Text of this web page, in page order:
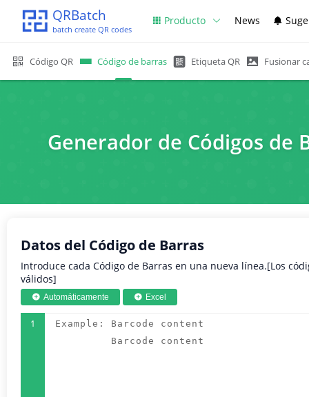
QRBatch
batch create QR codes
Producto News
Código QR Código de barras Etiqueta QR Fusionar
Generador de Códigos de
Datos del Código de Barras
Introduce cada Código de Barras en una nueva línea.[Los
válidos]
Automáticamente Excel
1